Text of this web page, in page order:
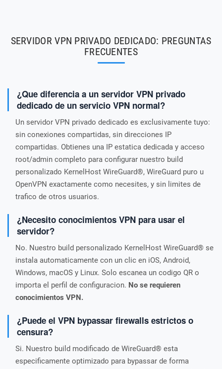
SERVIDOR VPN PRIVADO DEDICADO: PREGUNTAS
FRECUENTES
¿Que diferencia a un servidor VPN privado
dedicado de un servicio VPN normal?
Un servidor VPN privado dedicado es exclusivamente tuyo:
sin conexiones compartidas, sin direcciones IP
compartidas. Obtienes una IP estatica dedicada y acceso
root/admin completo para configurar nuestro build
personalizado KernelHost WireGuard®, WireGuard puro u
OpenVPN exactamente como necesites, y sin limites de
trafico de otros usuarios.
¿Necesito conocimientos VPN para usar el
servidor?
No. Nuestro build personalizado KernelHost WireGuard® se
instala automaticamente con un clic en iOS, Android,
Windows, macOS y Linux. Solo escanea un codigo QR o
importa el perfil de configuracion. No se requieren
conocimientos VPN.
¿Puede el VPN bypassar firewalls estrictos o
censura?
Si. Nuestro build modificado de WireGuard® esta
especificamente optimizado para bypassar de forma